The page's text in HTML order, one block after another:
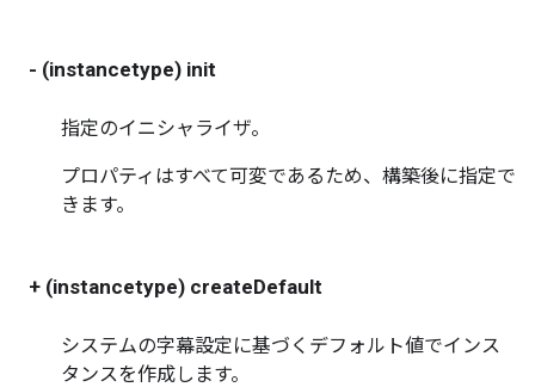
- (instancetype) init
指定のイニシャライザ。
プロパティはすべて可変であるため、構築後に指定で
きます。
+ (instancetype) createDefault
システムの字幕設定に基づくデフォルト値でインス
タンスを作成します。